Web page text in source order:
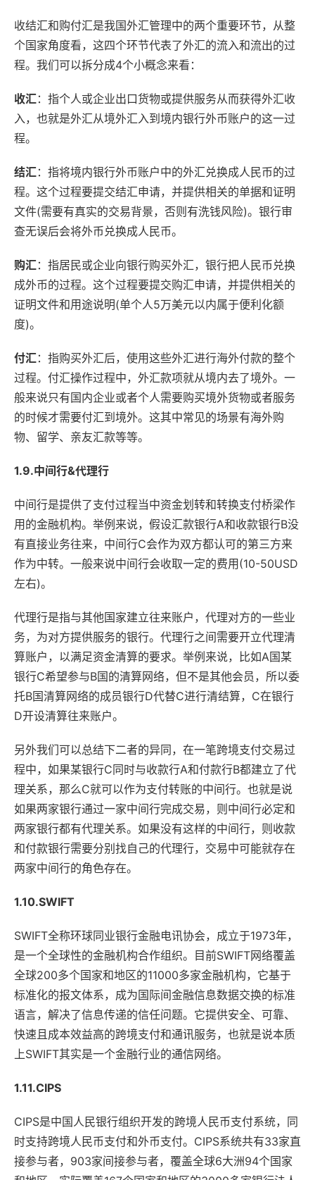
收结汇和购付汇是我国外汇管理中的两个重要环节，从整
个国家角度看，这四个环节代表了外汇的流入和流出的过
程。我们可以拆分成4个小概念来看：
收汇：指个人或企业出口货物或提供服务从而获得外汇收
入，也就是外汇从境外汇入到境内银行外币账户的这一过
程。
结汇：指将境内银行外币账户中的外汇兑换成人民币的过
程。这个过程要提交结汇申请，并提供相关的单据和证明
文件(需要有真实的交易背景，否则有洗钱风险)。银行审
查无误后会将外币兑换成人民币。
购汇：指居民或企业向银行购买外汇，银行把人民币兑换
成外币的过程。这个过程要提交购汇申请，并提供相关的
证明文件和用途说明(单个人5万美元以内属于便利化额
度)。
付汇：指购买外汇后，使用这些外汇进行海外付款的整个
过程。付汇操作过程中，外汇款项就从境内去了境外。一
般来说只有国内企业或者个人需要购买境外货物或者服务
的时候才需要付汇到境外。这其中常见的场景有海外购
物、留学、亲友汇款等等。
1.9.中间行&代理行
中间行是提供了支付过程当中资金划转和转换支付桥梁作
用的金融机构。举例来说，假设汇款银行A和收款银行B没
有直接业务往来，中间行C会作为双方都认可的第三方来
作为中转。一般来说中间行会收取一定的费用(10-50USD
左右)。
代理行是指与其他国家建立往来账户，代理对方的一些业
务，为对方提供服务的银行。代理行之间需要开立代理清
算账户，以满足资金清算的要求。举例来说，比如A国某
银行C希望参与B国的清算网络，但不是其他会员，所以委
托B国清算网络的成员银行D代替C进行清结算，C在银行
D开设清算往来账户。
另外我们可以总结下二者的异同，在一笔跨境支付交易过
程中，如果某银行C同时与收款行A和付款行B都建立了代
理关系，那么C就可以作为支付转账的中间行。也就是说
如果两家银行通过一家中间行完成交易，则中间行必定和
两家银行都有代理关系。如果没有这样的中间行，则收款
和付款银行需要分别找自己的代理行，交易中可能就存在
两家中间行的角色存在。
1.10.SWIFT
SWIFT全称环球同业银行金融电讯协会，成立于1973年，
是一个全球性的金融机构合作组织。目前SWIFT网络覆盖
全球200多个国家和地区的11000多家金融机构，它基于
标准化的报文体系，成为国际间金融信息数据交换的标准
语言，解决了信息传递的信任问题。它提供安全、可靠、
快速且成本效益高的跨境支付和通讯服务，也就是说本质
上SWIFT其实是一个金融行业的通信网络。
1.11.CIPS
CIPS是中国人民银行组织开发的跨境人民币支付系统，同
时支持跨境人民币支付和外币支付。CIPS系统共有33家直
接参与者，903家间接参与者，覆盖全球6大洲94个国家